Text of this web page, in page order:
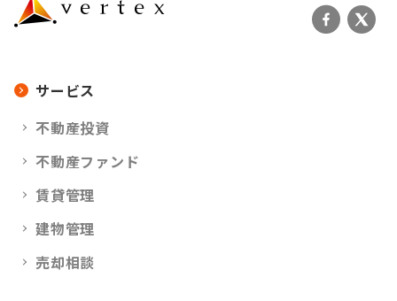
サービス
不動産投資
不動産ファンド
賃貸管理
建物管理
売却相談